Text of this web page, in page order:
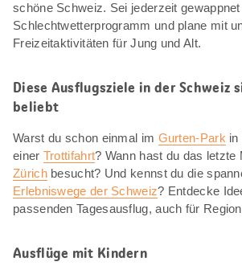
schöne Schweiz. Sei jederzeit
Schlechtwetterprogramm und plane mit
Freizeitaktivitäten für Jung und Alt.
Diese Ausflugsziele in der Schweiz
beliebt
Warst du schon einmal im Gurten-Park in
einer Trottifahrt? Wann hast du das letzte
Zürichbesucht? Und kennst du die
Erlebniswege der Schweiz? Entdecke
passenden Tagesausflug, auch für
Ausflüge mit Kindern